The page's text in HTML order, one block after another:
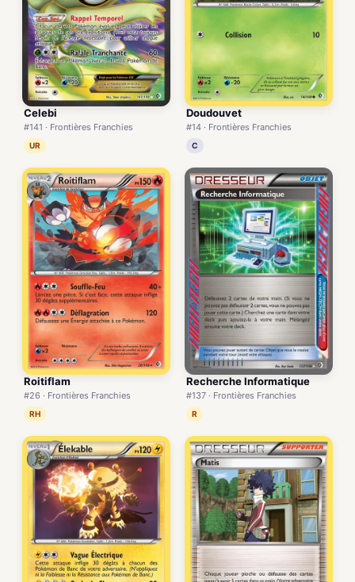
Celebi
#141 · Frontières Franchies
UR
Doudouvet
#14 · Frontières Franchies
C
Roitiflam
#26 · Frontières Franchies
RH
Recherche Informatique
#137 · Frontières Franchies
R